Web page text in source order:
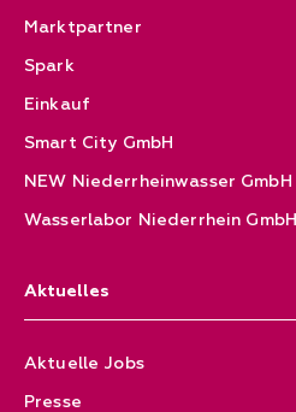
Marktpartner
Spark
Einkauf
Smart City GmbH
NEW Niederrheinwasser GmbH
Wasserlabor Niederrhein GmbH
Aktuelles
Aktuelle Jobs
Presse